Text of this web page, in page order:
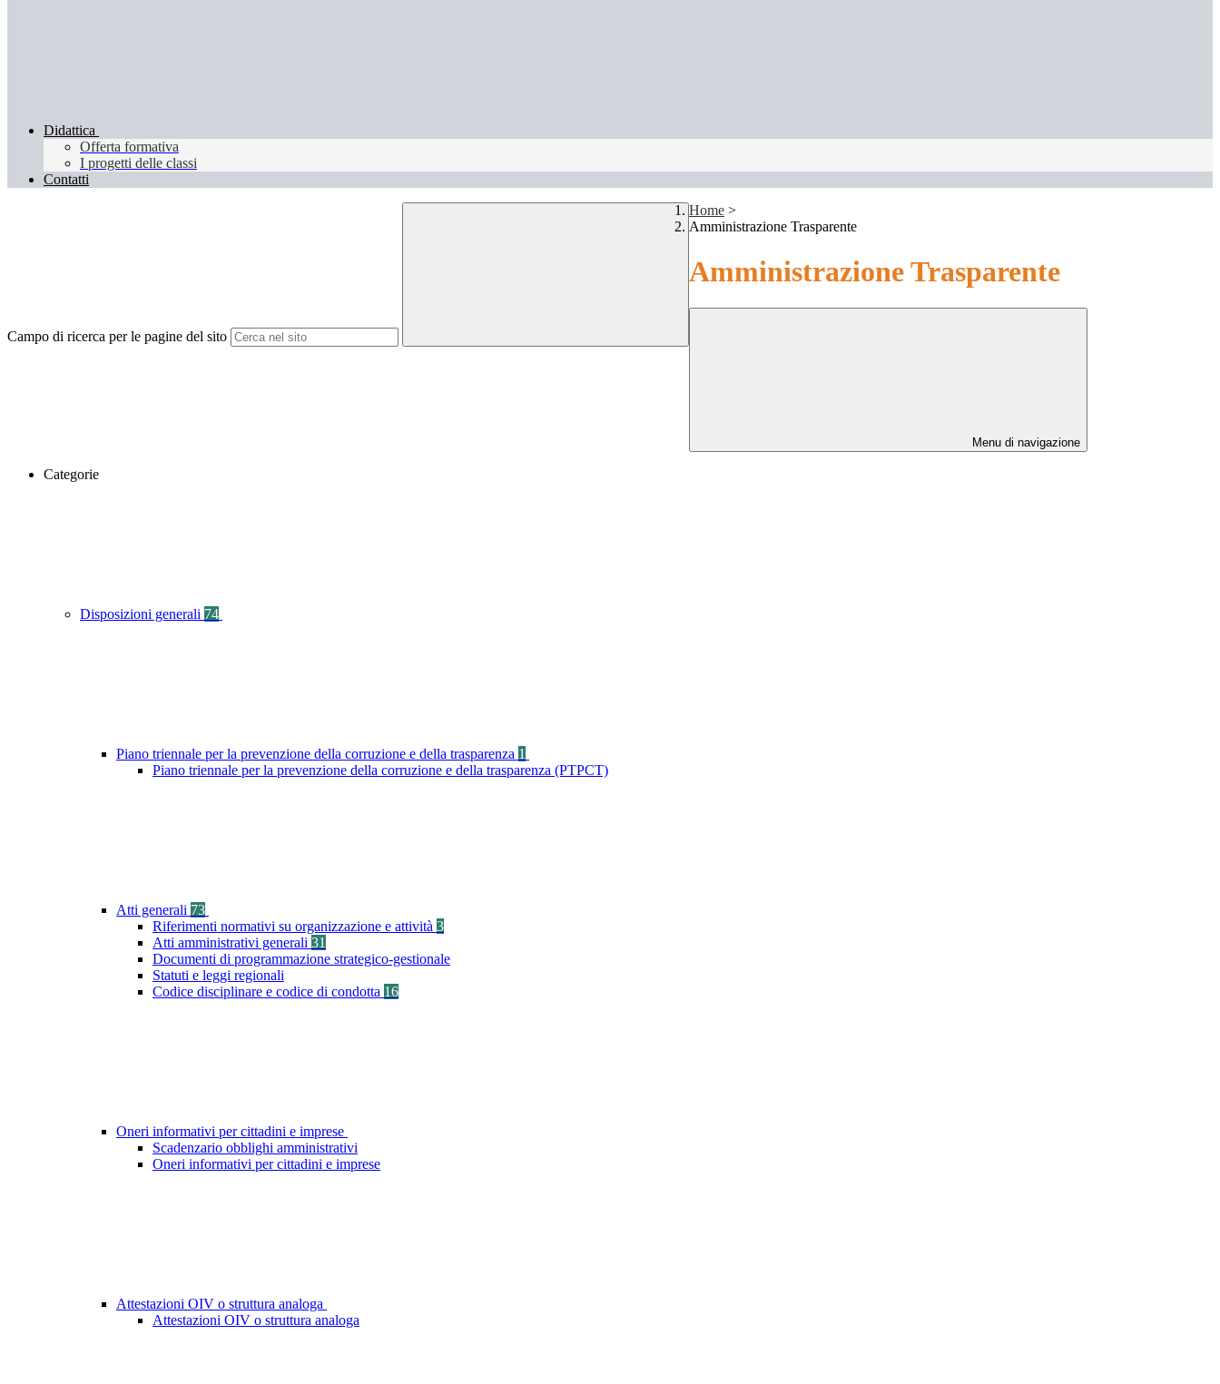
Didattica
Offerta formativa
I progetti delle classi
Contatti
Campo di ricerca per le pagine del sito
Home >
Amministrazione Trasparente
Amministrazione Trasparente
Menu di navigazione
Categorie
Disposizioni generali 74
Piano triennale per la prevenzione della corruzione e della trasparenza 1
Piano triennale per la prevenzione della corruzione e della trasparenza (PTPCT)
Atti generali 73
Riferimenti normativi su organizzazione e attività 3
Atti amministrativi generali 31
Documenti di programmazione strategico-gestionale
Statuti e leggi regionali
Codice disciplinare e codice di condotta 16
Oneri informativi per cittadini e imprese
Scadenzario obblighi amministrativi
Oneri informativi per cittadini e imprese
Attestazioni OIV o struttura analoga
Attestazioni OIV o struttura analoga